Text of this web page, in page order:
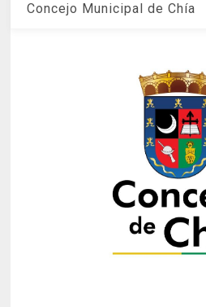
Concejo Municipal de Chía